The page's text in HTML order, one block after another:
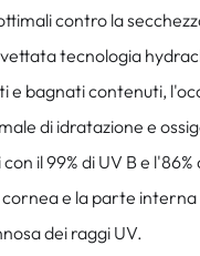
contro la
tecnologia
e bagnati contenuti,
di idratazione e
il 99% di UV B e l'86%
e la parte interna
dei raggi UV.